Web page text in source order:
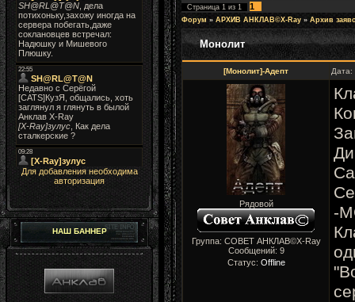
Для добавления необходима
авторизация
НАШ БАННЕР
Страница 1 из 1 1
Форум » АРХИВ АНКЛАВ©X-Ray » Архив
Монолит
[Монолит]-Адепт Дата:
Рядовой
Группа: СОВЕТ АНКЛАВ©X-Ray
Сообщений: 9
Статус: Offline
-